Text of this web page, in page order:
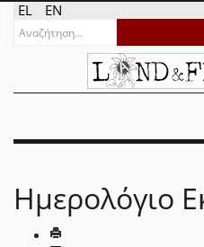
EL EN
Ημερολόγιο